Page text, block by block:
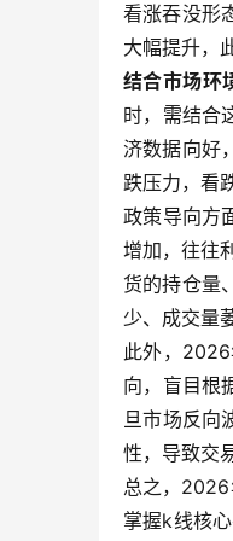
看涨吞没形
大幅提升，
结合市场环
时，需结合
济数据向好
跌压力，看
政策导向方
增加，往往
货的持仓量
少、成交量
此外，
向，盲目根
旦市场反向
性，导致交
总之，2026
掌握k线核